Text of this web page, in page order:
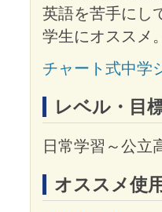
英語を苦手にし
学生にオススメ
チャート式中学
レベル・目
日常学習～公立
オススメ使